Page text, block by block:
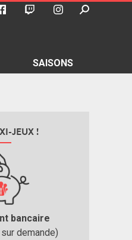
SAISONS
JEUX !
bancaire
demande)